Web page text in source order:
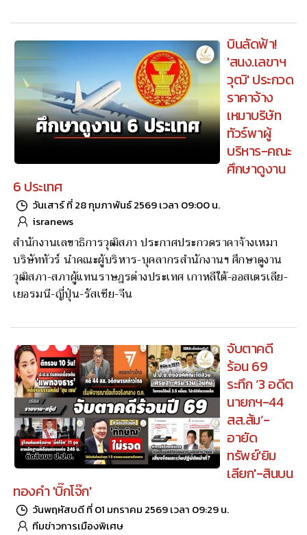
บินลัดฟ้า!
'สนง.เลขาฯ
วุฒิ' ประกวด
ราคาจ้าง
เหมาบริษัท
ทัวร์พาผู้
บริหาร-คณะ
ศึกษาดูงาน
6 ประเทศ
วันเสาร์ ที่ 28 กุมภาพันธ์ 2569 เวลา 09:00 น.
isranews
สำนักงานเลขาธิการวุฒิสภา ประกาศประกวดราคาจ้างเหมา
บริษัททัวร์ นำคณะผู้บริหาร-บุคลากรสำนักงานฯ ศึกษาดูงาน
วุฒิสภา-สภาผู้แทนราษฎรต่างประเทศ เกาหลีใต้-ออสเตรเลีย-
เยอรมนี-ญี่ปุ่น-รัสเซีย-จีน
จับตาคดี
ร้อน 69
ระทึก ‘3 อดีต
นายกฯ-44
สส.ส้ม’-
อายัด
ทรัพย์'ยิม
เลียก'-สินบน
ทองคำ 'บิ๊กโจ๊ก'
วันพฤหัสบดี ที่ 01 มกราคม 2569 เวลา 09:29 น.
ทีมข่าวการเมืองพิเศษ